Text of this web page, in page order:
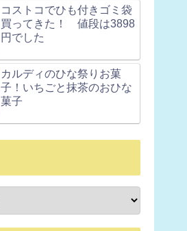
コストコでひも付きゴミ袋
買ってきた！ 値段は3898
円でした
カルディのひな祭りお菓
子！いちごと抹茶のおひな
菓子